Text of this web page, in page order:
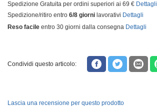
Spedizione Gratuita per ordini superiori ai 69 € Dettagli
Spedizione/ritiro entro 6/8 giorni lavorativi Dettagli
Reso facile entro 30 giorni dalla consegna Dettagli
Condividi questo articolo:
Lascia una recensione per questo prodotto